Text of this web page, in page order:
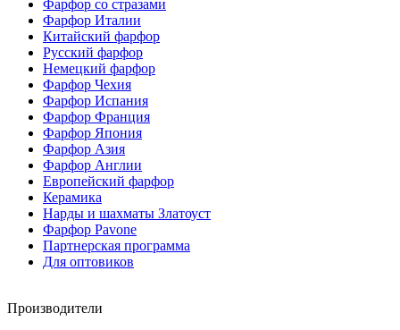
Фарфор со стразами
Фарфор Италии
Китайский фарфор
Русский фарфор
Немецкий фарфор
Фарфор Чехия
Фарфор Испания
Фарфор Франция
Фарфор Япония
Фарфор Азия
Фарфор Англии
Европейский фарфор
Керамика
Нарды и шахматы Златоуст
Фарфор Pavone
Партнерская программа
Для оптовиков
Производители